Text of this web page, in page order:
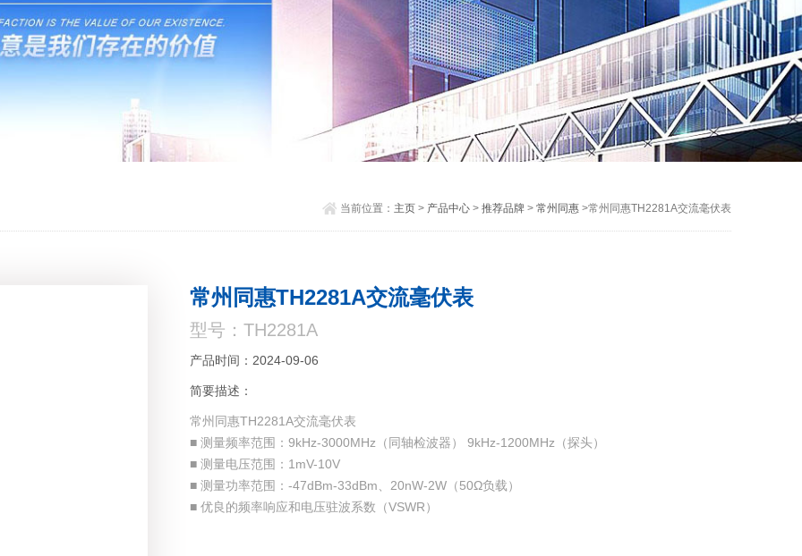
当前位置： 主页> 产品中心> 推荐品牌> 常州同惠>常州同惠TH2281A交流毫伏表
常州同惠TH2281A交流毫伏表
型号：TH2281A
产品时间：2024-09-06
简要描述：
常州同惠TH2281A交流毫伏表
■ 测量频率范围：9kHz-3000MHz（同轴检波器） 9kHz-1200MHz（探头）
■ 测量电压范围：1mV-10V
■ 测量功率范围：-47dBm-33dBm、20nW-2W（50Ω负载）
■ 优良的频率响应和电压驻波系数（VSWR）